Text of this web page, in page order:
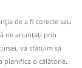
de a fi corecte sau
ne anunțați prin
vă sfătuim să
planifica o călătorie.